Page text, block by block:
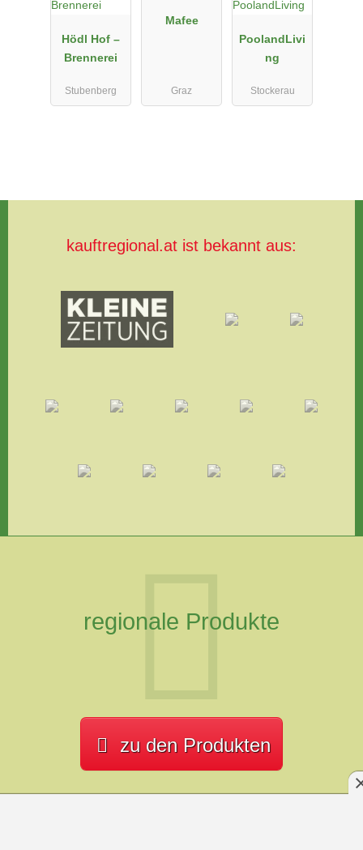
Hödl Hof –
Brennerei
Stubenberg
Mafee
Graz
PoolandLivi
ng
Stockerau
kauftregional.at ist bekannt aus:
regionale Produkte
zu den Produkten